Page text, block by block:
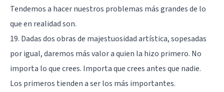
Tendemos a hacer nuestros problemas más grandes de lo
que en realidad son.
19. Dadas dos obras de majestuosidad artística, sopesadas
por igual, daremos más valor a quien la hizo primero. No
importa lo que crees. Importa que crees antes que nadie.
Los primeros tienden a ser los más importantes.